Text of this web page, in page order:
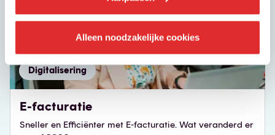
Alleen noodzakelijke cookies
Digitalisering
E-facturatie
Sneller en Efficiënter met E-facturatie. Wat veranderd er